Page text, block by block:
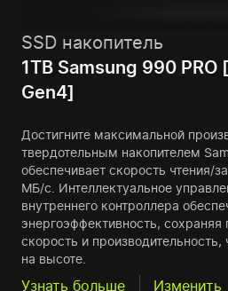
SSD накопитель
1TB Samsung 990
Gen4]
Достигните максимальной
твердотельным накопителем
обеспечивает скорость чтения/
МБ/с. Интеллектуальное
внутреннего контроллера
энергоэффективность,
скорость и
на высоте.
Узнать больше Изменить